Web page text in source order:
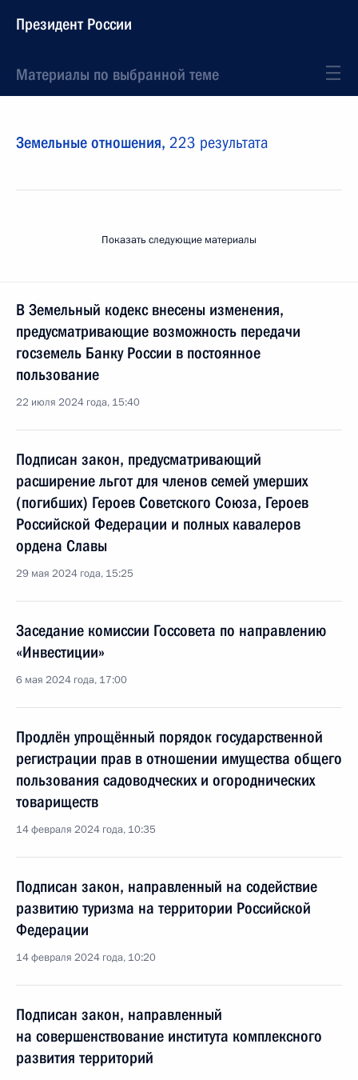
Президент России
Материалы по выбранной теме
Земельные отношения, 223 результата
Показать следующие материалы
В Земельный кодекс внесены изменения,
предусматривающие возможность передачи
госземель Банку России в постоянное
пользование
22 июля 2024 года, 15:40
Подписан закон, предусматривающий
расширение льгот для членов семей умерших
(погибших) Героев Советского Союза, Героев
Российской Федерации и полных кавалеров
ордена Славы
29 мая 2024 года, 15:25
Заседание комиссии Госсовета по направлению
«Инвестиции»
6 мая 2024 года, 17:00
Продлён упрощённый порядок государственной
регистрации прав в отношении имущества общего
пользования садоводческих и огороднических
товариществ
14 февраля 2024 года, 10:35
Подписан закон, направленный на содействие
развитию туризма на территории Российской
Федерации
14 февраля 2024 года, 10:20
Подписан закон, направленный
на совершенствование института комплексного
развития территорий